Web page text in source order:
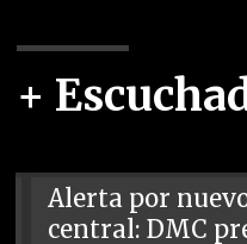
+
Alerta por
central: DMC